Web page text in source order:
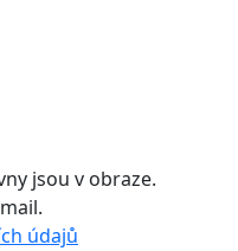
jsou v obraze.
údajů